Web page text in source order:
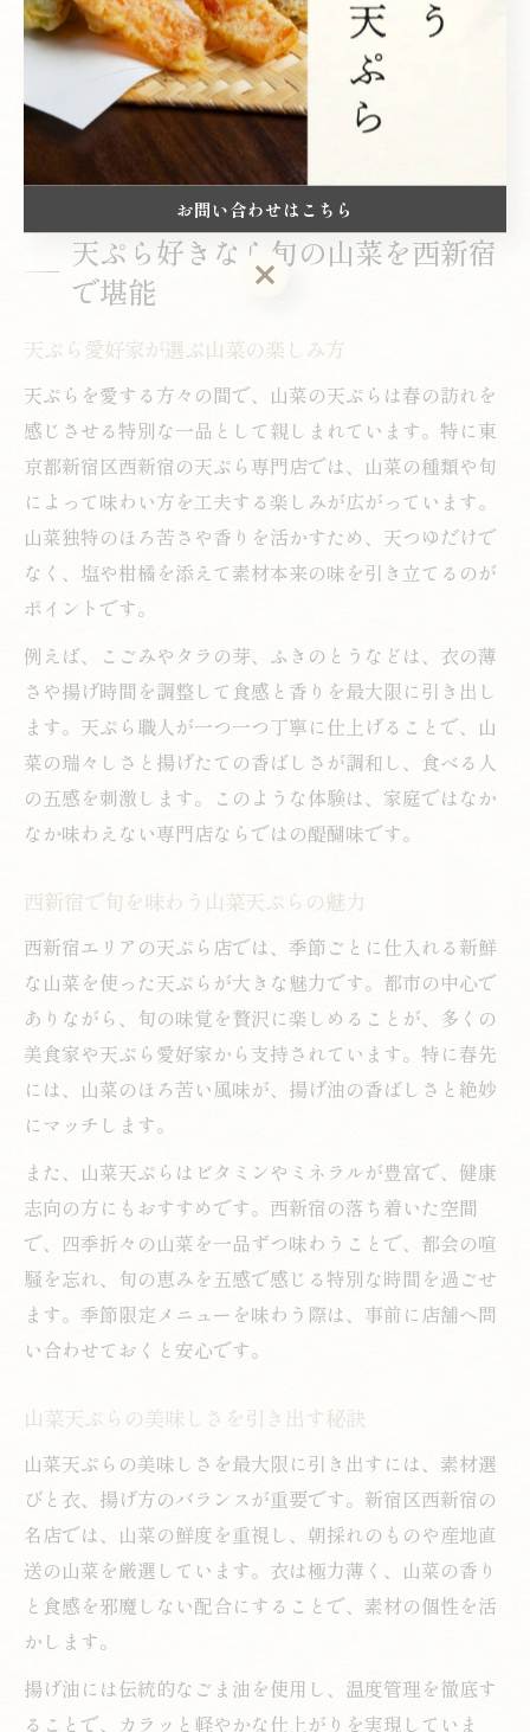
「都会の真ん中で季節の移ろいを感じられる贅沢な体験
だった」といった感想が多く寄せられています。西新宿
でしか味わえない山菜天ぷら体験は、日常を少し特別な
ものに変えてくれるはずです。
天ぷら好きなら旬の山菜を西新宿
で堪能
天ぷら愛好家が選ぶ山菜の楽しみ方
天ぷらを愛する方々の間で、山菜の天ぷらは春の訪れを
感じさせる特別な一品として親しまれています。特に東
京都新宿区西新宿の天ぷら専門店では、山菜の種類や旬
によって味わい方を工夫する楽しみが広がっています。
山菜独特のほろ苦さや香りを活かすため、天つゆだけで
なく、塩や柑橘を添えて素材本来の味を引き立てるのが
ポイントです。
例えば、こごみやタラの芽、ふきのとうなどは、衣の薄
さや揚げ時間を調整して食感と香りを最大限に引き出し
ます。天ぷら職人が一つ一つ丁寧に仕上げることで、山
菜の瑞々しさと揚げたての香ばしさが調和し、食べる人
の五感を刺激します。このような体験は、家庭ではなか
なか味わえない専門店ならではの醍醐味です。
西新宿で旬を味わう山菜天ぷらの魅力
西新宿エリアの天ぷら店では、季節ごとに仕入れる新鮮
な山菜を使った天ぷらが大きな魅力です。都市の中心で
ありながら、旬の味覚を贅沢に楽しめることが、多くの
美食家や天ぷら愛好家から支持されています。特に春先
には、山菜のほろ苦い風味が、揚げ油の香ばしさと絶妙
にマッチします。
また、山菜天ぷらはビタミンやミネラルが豊富で、健康
志向の方にもおすすめです。西新宿の落ち着いた空間
で、四季折々の山菜を一品ずつ味わうことで、都会の喧
騒を忘れ、旬の恵みを五感で感じる特別な時間を過ごせ
ます。季節限定メニューを味わう際は、事前に店舗へ問
い合わせておくと安心です。
山菜天ぷらの美味しさを引き出す秘訣
山菜天ぷらの美味しさを最大限に引き出すには、素材選
びと衣、揚げ方のバランスが重要です。新宿区西新宿の
名店では、山菜の鮮度を重視し、朝採れのものや産地直
送の山菜を厳選しています。衣は極力薄く、山菜の香り
と食感を邪魔しない配合にすることで、素材の個性を活
かします。
揚げ油には伝統的なごま油を使用し、温度管理を徹底す
ることで、カラッと軽やかな仕上がりを実現していま
お問い合わせはこちら
お問い合わせはこちら